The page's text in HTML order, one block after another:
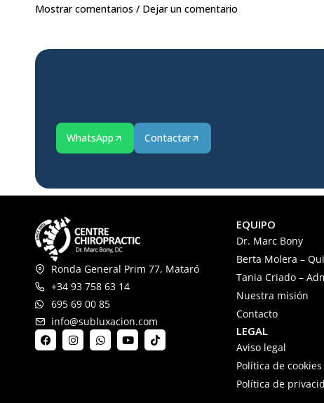
Mostrar comentarios / Dejar un comentario
WhatsApp Contactar
Ronda General Prim 77, Mataró
+34 93 758 63 14
695 69 00 85
info@subluxacion.com
EQUIPO
Dr. Marc Bony
Berta Molera –
Tania Criado –
Nuestra misión
Contacto
LEGAL
Aviso legal
Política de cookies
Política de